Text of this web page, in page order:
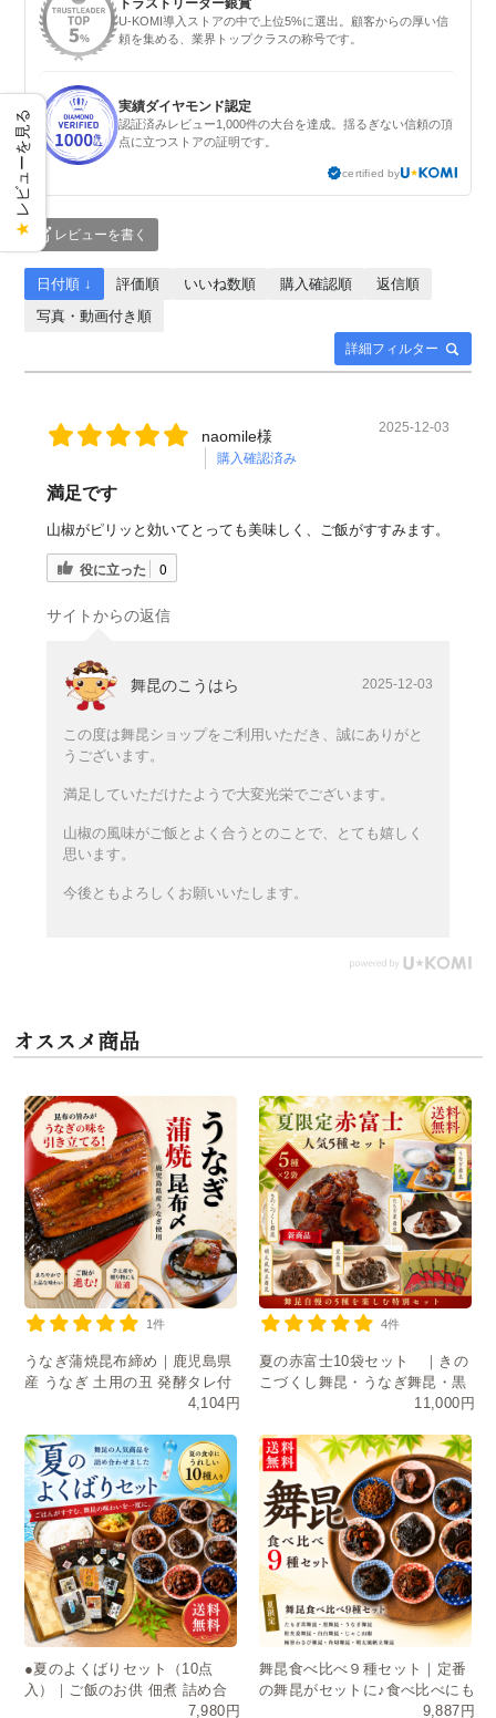
トラストリーダー銀賞
U-KOMI導入ストアの中で上位5%に選出。顧客からの厚い信
頼を集める、業界トップクラスの称号です。
実績ダイヤモンド認定
認証済みレビュー1,000件の大台を達成。揺るぎない信頼の頂
点に立つストアの証明です。
certified by
レビューを書く
詳細フィルター
日付順 ↓ 評価順 いいね数順 購入確認順
返信順
写真・動画付き順
naomile様
購入確認済み
2025-12-03
満足です
山椒がピリッと効いてとっても美味しく、ご飯がすすみます。
役に立った 0
サイトからの返信
舞昆のこうはら 2025-12-03
この度は舞昆ショップをご利用いただき、誠にありがと
うございます。
満足していただけたようで大変光栄でございます。
山椒の風味がご飯とよく合うとのことで、とても嬉しく
思います。
今後ともよろしくお願いいたします。
オススメ商品
うなぎ蒲焼昆布締め｜鹿児島県
産 うなぎ 土用の丑 発酵タレ付
4,104円
1件
夏の赤富士10袋セット ｜きの
こづくし舞昆・うなぎ舞昆・黒
舞昆・たもぎ茸・明太風帆立舞
11,000円
4件
●夏のよくばりセット（10点
入）｜ご飯のお供 佃煮 詰め合
わせ お中元 ギフト 送料無料
7,980円
舞昆食べ比べ９種セット｜定番
の舞昆がセットに♪食べ比べにも
9,887円
★
レビューを見る